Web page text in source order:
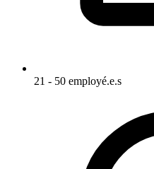
21 - 50 employé.e.s